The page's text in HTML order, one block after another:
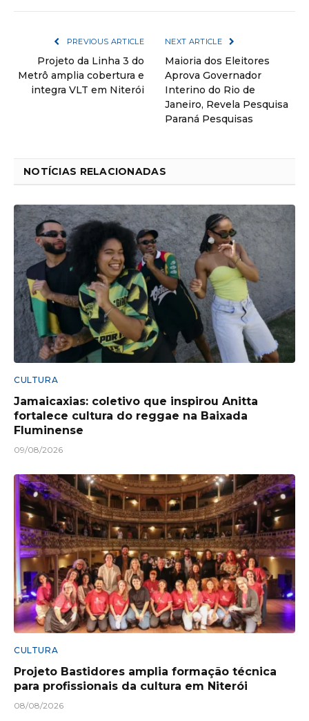
PREVIOUS ARTICLE
Projeto da Linha 3 do
Metrô amplia cobertura e
integra VLT em Niterói
NEXT ARTICLE
Maioria dos Eleitores
Aprova Governador
Interino do Rio de
Janeiro, Revela Pesquisa
Paraná Pesquisas
NOTÍCIAS RELACIONADAS
CULTURA
Jamaicaxias: coletivo que inspirou Anitta
fortalece cultura do reggae na Baixada
Fluminense
09/08/2026
CULTURA
Projeto Bastidores amplia formação técnica
para profissionais da cultura em Niterói
08/08/2026